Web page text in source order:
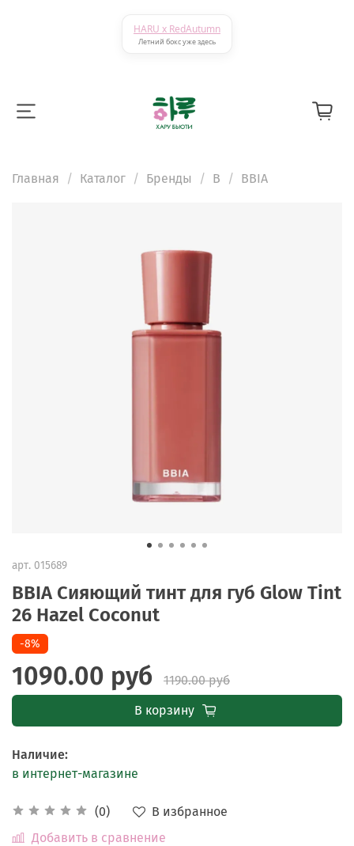
HARU x RedAutumn
Летний бокс уже здесь
Главная Каталог Бренды B BBIA
арт. 015689
BBIA Сияющий тинт для губ Glow Tint
26 Hazel Coconut
(0)
В избранное
Добавить в сравнение
-8%
1090.00 руб
1190.00 руб
В корзину
Наличие:
в интернет-магазине